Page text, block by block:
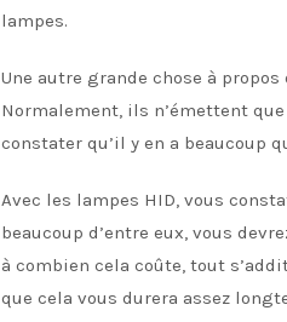
lampes.
Une autre grande chose à
Normalement, ils n’émettent
constater qu’il y en a beaucoup
Avec les lampes HID, vous
beaucoup d’entre eux, vous
à combien cela coûte, tout
que cela vous durera assez